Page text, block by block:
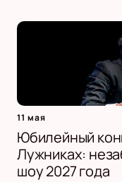
11 мая
Юбилейный
Лужниках:
шоу 2027 года